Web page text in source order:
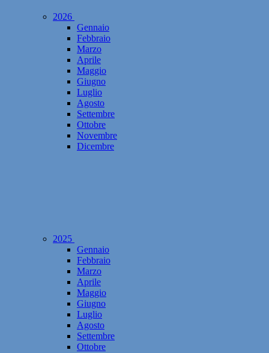
2026
Gennaio
Febbraio
Marzo
Aprile
Maggio
Giugno
Luglio
Agosto
Settembre
Ottobre
Novembre
Dicembre
2025
Gennaio
Febbraio
Marzo
Aprile
Maggio
Giugno
Luglio
Agosto
Settembre
Ottobre